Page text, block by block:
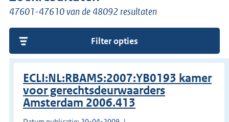
47601-47610 van de 48092 resultaten
Filter opties
ECLI:NL:RBAMS:2007:YB0193 kamer
voor gerechtsdeurwaarders
Amsterdam 2006.413